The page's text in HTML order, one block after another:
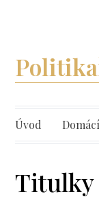
Úvod Domácí
Titulky